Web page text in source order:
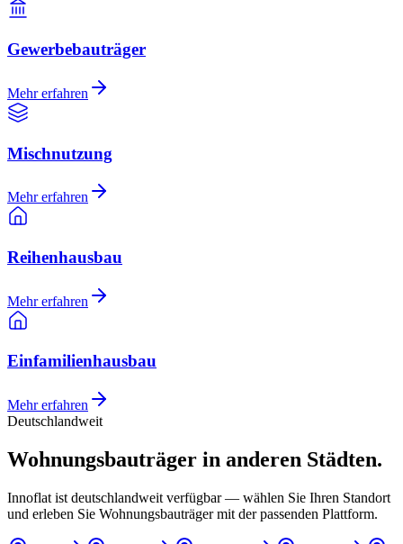
Gewerbebauträger
Mehr erfahren
Mischnutzung
Mehr erfahren
Reihenhausbau
Mehr erfahren
Einfamilienhausbau
Mehr erfahren
Deutschlandweit
Wohnungsbauträger in anderen Städten.
Innoflat ist deutschlandweit verfügbar — wählen Sie Ihren Standort
und erleben Sie Wohnungsbauträger mit der passenden Plattform.